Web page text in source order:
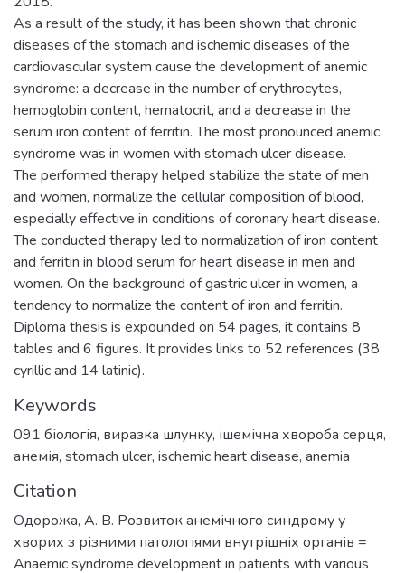
As a result of the study, it has been shown that chronic
diseases of the stomach and ischemic diseases of the
cardiovascular system cause the development of anemic
syndrome: a decrease in the number of erythrocytes,
hemoglobin content, hematocrit, and a decrease in the
serum iron content of ferritin. The most pronounced anemic
syndrome was in women with stomach ulcer disease.
The performed therapy helped stabilize the state of men
and women, normalize the cellular composition of blood,
especially effective in conditions of coronary heart disease.
The conducted therapy led to normalization of iron content
and ferritin in blood serum for heart disease in men and
women. On the background of gastric ulcer in women, a
tendency to normalize the content of iron and ferritin.
Diploma thesis is expounded on 54 pages, it contains 8
tables and 6 figures. It provides links to 52 references (38
cyrillic and 14 latinic).
Keywords
091 біологія, виразка шлунку, ішемічна хвороба серця,
анемія, stomach ulcer, ischemic heart disease, anemia
Citation
Одорожа, А. В. Розвиток анемічного синдрому у
хворих з різними патологіями внутрішніх органів =
Anaemic syndrome development in patients with various